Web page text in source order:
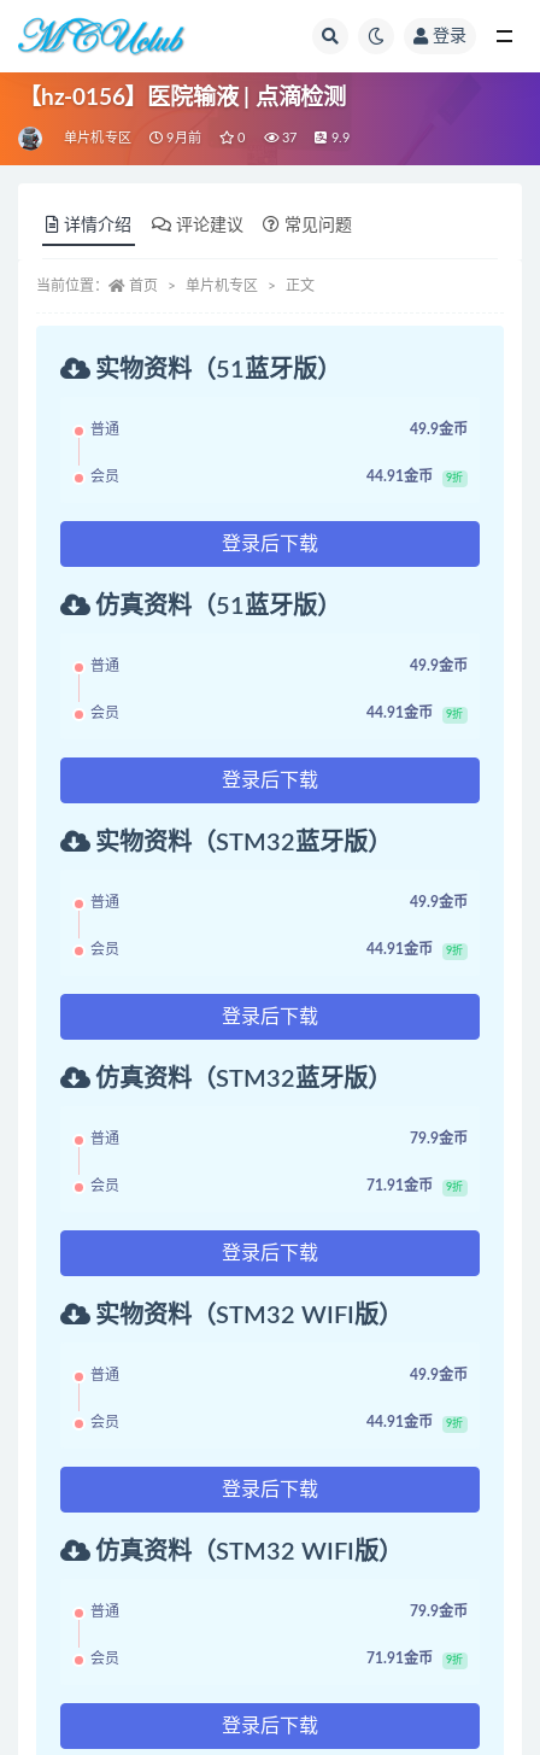
登录
【hz-0156】医院输液 | 点滴检测
单片机专区 9月前 0 37 9.9
详情介绍 评论建议 常见问题
当前位置： 首页 单片机专区 正文
实物资料（51蓝牙版）
普通 49.9金币
会员 44.91金币 9折
登录后下载
仿真资料（51蓝牙版）
普通 49.9金币
会员 44.91金币 9折
登录后下载
实物资料（STM32蓝牙版）
普通 49.9金币
会员 44.91金币 9折
登录后下载
仿真资料（STM32蓝牙版）
普通 79.9金币
会员 71.91金币 9折
登录后下载
实物资料（STM32 WIFI版）
普通 49.9金币
会员 44.91金币 9折
登录后下载
仿真资料（STM32 WIFI版）
普通 79.9金币
会员 71.91金币 9折
登录后下载